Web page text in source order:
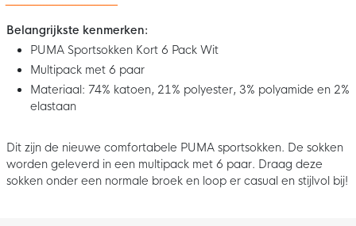
Belangrijkste kenmerken:
PUMA Sportsokken Kort 6 Pack Wit
Multipack met 6 paar
Materiaal: 74% katoen, 21% polyester, 3% polyamide en 2%
elastaan
Dit zijn de nieuwe comfortabele PUMA sportsokken. De sokken
worden geleverd in een multipack met 6 paar. Draag deze
sokken onder een normale broek en loop er casual en stijlvol bij!